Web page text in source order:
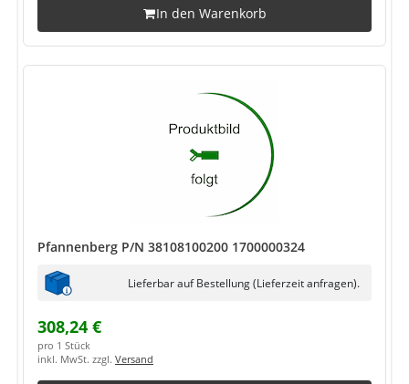
In den Warenkorb
Pfannenberg P/N 38108100200 1700000324
Lieferbar auf Bestellung (Lieferzeit anfragen).
308,24 €
pro 1 Stück
inkl. MwSt. zzgl. Versand